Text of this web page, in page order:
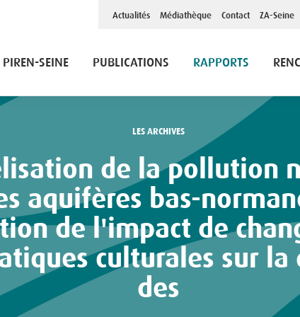
Top
Actualités Médiathèque Contact ZA-Seine
PIREN-SEINE PUBLICATIONS RAPPORTS
LES ARCHIVES
aquifères bas-
de l'impact de
culturales sur la
des